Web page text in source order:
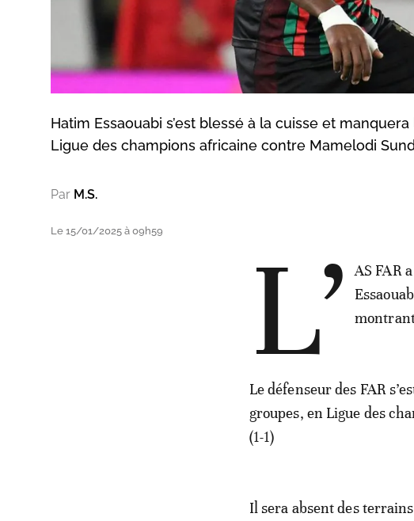
Hatim Essaouabi s’est blessé à la cuisse et
Ligue des champions africaine contre Mamelodi
Par M.S.
Le 15/01/2025 à 09h59 L’
AS FAR
Le défenseur des FAR
groupes, en Ligue des
(1-1)
Il sera absent des